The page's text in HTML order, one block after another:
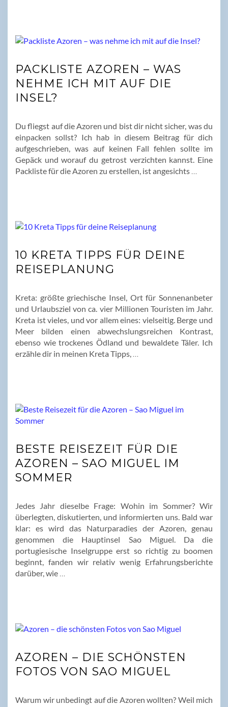
PACKLISTE AZOREN – WAS
NEHME ICH MIT AUF DIE
INSEL?
Du fliegst auf die Azoren und bist dir nicht sicher, was du
einpacken sollst? Ich hab in diesem Beitrag für dich
aufgeschrieben, was auf keinen Fall fehlen sollte im
Gepäck und worauf du getrost verzichten kannst. Eine
Packliste für die Azoren zu erstellen, ist angesichts …
10 KRETA TIPPS FÜR DEINE
REISEPLANUNG
Kreta: größte griechische Insel, Ort für Sonnenanbeter
und Urlaubsziel von ca. vier Millionen Touristen im Jahr.
Kreta ist vieles, und vor allem eines: vielseitig. Berge und
Meer bilden einen abwechslungsreichen Kontrast,
ebenso wie trockenes Ödland und bewaldete Täler. Ich
erzähle dir in meinen Kreta Tipps, …
BESTE REISEZEIT FÜR DIE
AZOREN – SAO MIGUEL IM
SOMMER
Jedes Jahr dieselbe Frage: Wohin im Sommer? Wir
überlegten, diskutierten, und informierten uns. Bald war
klar: es wird das Naturparadies der Azoren, genau
genommen die Hauptinsel Sao Miguel. Da die
portugiesische Inselgruppe erst so richtig zu boomen
beginnt, fanden wir relativ wenig Erfahrungsberichte
darüber, wie
AZOREN – DIE SCHÖNSTEN
FOTOS VON SAO MIGUEL
Warum wir unbedingt auf die Azoren wollten? Weil mich